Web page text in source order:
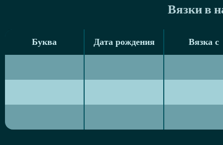
Вязки в
Буква Дата рождения Вязка с
Буква Дата рождения Вязка с